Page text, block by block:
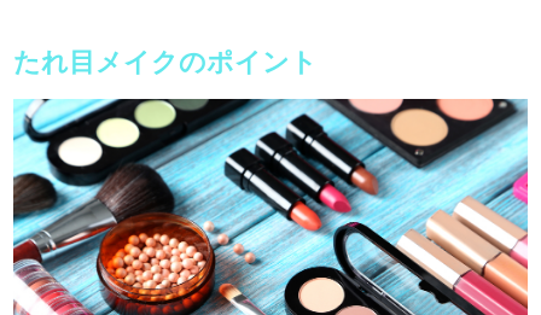
たれ目メイクのポイント